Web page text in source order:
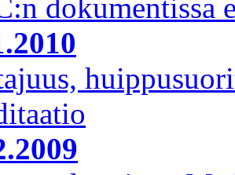
dokumentissa